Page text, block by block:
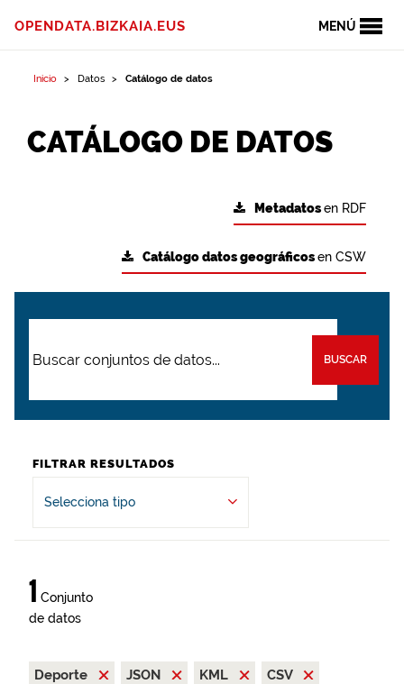
MENÚ
OPENDATA.BIZKAIA.EUS
Inicio Datos Catálogo de datos
CATÁLOGO DE DATOS
Metadatosen RDF
Catálogo datos geográficosen CSW
BUSCAR
FILTRAR RESULTADOS
Selecciona tipo
1 Conjunto
de datos
Deporte JSON KML
CSV